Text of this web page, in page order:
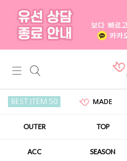
BEST ITEM 50 MADE
OUTER TOP
ACC SEASON